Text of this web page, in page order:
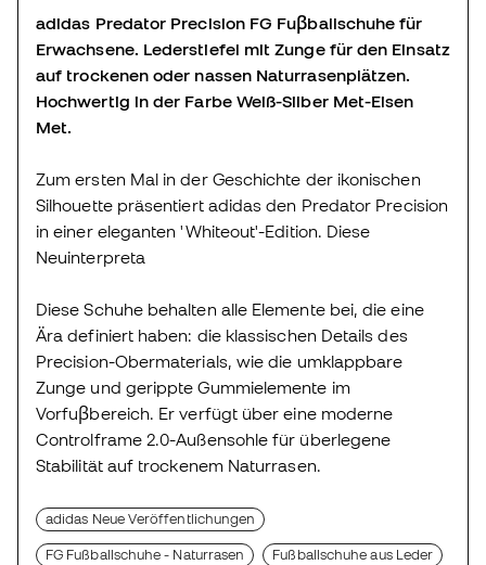
adidas Predator Precision FG Fuβballschuhe für
Erwachsene. Lederstiefel mit Zunge für den Einsatz
auf trockenen oder nassen Naturrasenplätzen.
Hochwertig in der Farbe Weiß-Silber Met-Eisen
Met.
Zum ersten Mal in der Geschichte der ikonischen
Silhouette präsentiert adidas den Predator Precision
in einer eleganten 'Whiteout'-Edition. Diese
Neuinterpreta
Diese Schuhe behalten alle Elemente bei, die eine
Ära definiert haben: die klassischen Details des
Precision-Obermaterials, wie die umklappbare
Zunge und gerippte Gummielemente im
Vorfuβbereich. Er verfügt über eine moderne
Controlframe 2.0-Außensohle für überlegene
Stabilität auf trockenem Naturrasen.
adidas Neue Veröffentlichungen
FG Fußballschuhe - Naturrasen Fußballschuhe aus Leder